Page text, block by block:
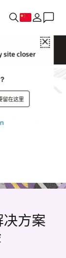
Close
site closer
留在这里
捷且快节奏的发
速度并确保客户
决方案